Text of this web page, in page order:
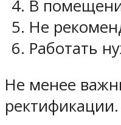
В
Не
Работать
Не менее
ректификации.